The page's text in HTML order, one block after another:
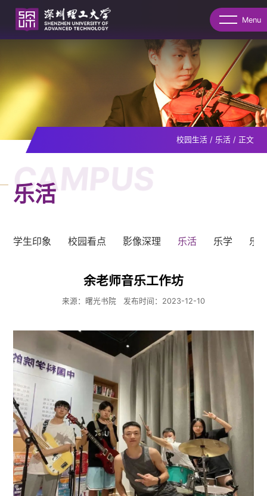
Menu
校园生活/ 乐活/ 正文
CAMPUS
乐活
学生印象 校园看点 影像深理 乐活 乐学 乐
余老师音乐工作坊
来源：曙光书院 发布时间：2023-12-10